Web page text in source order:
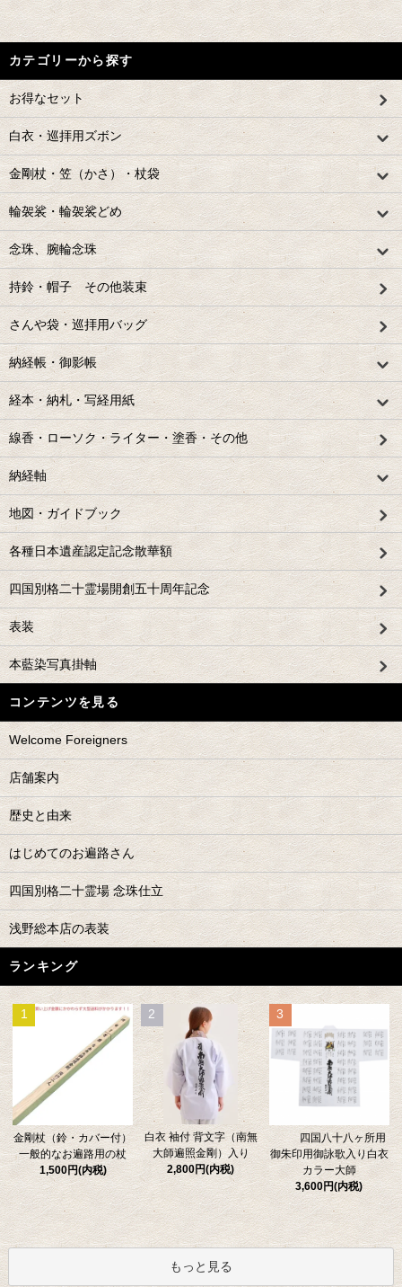
カテゴリーから探す
お得なセット
白衣・巡拝用ズボン
金剛杖・笠（かさ）・杖袋
輪袈裟・輪袈裟どめ
念珠、腕輪念珠
持鈴・帽子 その他装束
さんや袋・巡拝用バッグ
納経帳・御影帳
経本・納札・写経用紙
線香・ローソク・ライター・塗香・その他
納経軸
地図・ガイドブック
各種日本遺産認定記念散華額
四国別格二十霊場開創五十周年記念
表装
本藍染写真掛軸
コンテンツを見る
Welcome Foreigners
店舗案内
歴史と由来
はじめてのお遍路さん
四国別格二十霊場 念珠仕立
浅野総本店の表装
ランキング
1
金剛杖（鈴・カバー付）
一般的なお遍路用の杖
1,500円(内税)
2
白衣 袖付 背文字（南無
大師遍照金剛）入り
2,800円(内税)
3
四国八十八ヶ所用
御朱印用御詠歌入り白衣
カラー大師
3,600円(内税)
もっと見る